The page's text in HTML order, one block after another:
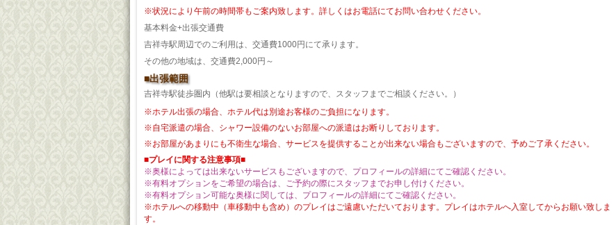
※状況により午前の時間帯もご案内致します。詳しくはお電話にてお問い合わせください。
基本料金+出張交通費
吉祥寺駅周辺でのご利用は、交通費1000円にて承ります。
その他の地域は、交通費2,000円～
■出張範囲
吉祥寺駅徒歩圏内（他駅は要相談となりますので、スタッフまでご相談ください。）
※ホテル出張の場合、ホテル代は別途お客様のご負担になります。
※自宅派遣の場合、シャワー設備のないお部屋への派遣はお断りしております。
※お部屋があまりにも不衛生な場合、サービスを提供することが出来ない場合もございますので、予めご了承ください。
■プレイに関する注意事項■
※奥様によっては出来ないサービスもございますので、プロフィールの詳細にてご確認ください。
※有料オプションをご希望の場合は、ご予約の際にスタッフまでお申し付けください。
※有料オプション可能な奥様に関しては、プロフィールの詳細にてご確認ください。
※ホテルへの移動中（車移動中も含め）のプレイはご遠慮いただいております。プレイはホテルへ入室してからお願い致しま
す。